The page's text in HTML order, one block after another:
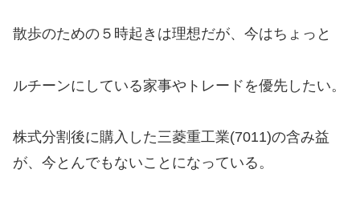
散歩のための５時起きは理想だが、今はちょっと
ルチーンにしている家事やトレードを優先したい。
株式分割後に購入した三菱重工業(7011)の含み益
が、今とんでもないことになっている。